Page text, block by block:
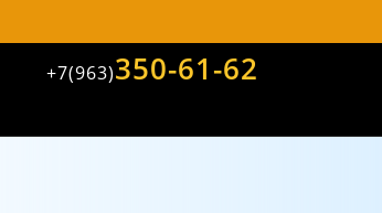
+7(963)350-61-62